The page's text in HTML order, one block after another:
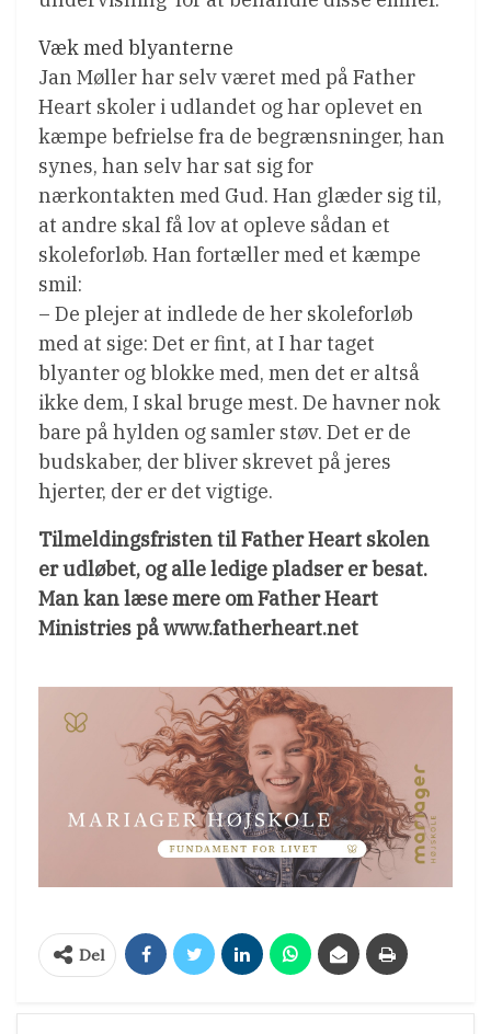
Væk med blyanterne
Jan Møller har selv været med på Father
Heart skoler i udlandet og har oplevet en
kæmpe befrielse fra de begrænsninger, han
synes, han selv har sat sig for
nærkontakten med Gud. Han glæder sig til,
at andre skal få lov at opleve sådan et
skoleforløb. Han fortæller med et kæmpe
smil:
– De plejer at indlede de her skoleforløb
med at sige: Det er fint, at I har taget
blyanter og blokke med, men det er altså
ikke dem, I skal bruge mest. De havner nok
bare på hylden og samler støv. Det er de
budskaber, der bliver skrevet på jeres
hjerter, der er det vigtige.
Tilmeldingsfristen til Father Heart skolen
er udløbet, og alle ledige pladser er besat.
Man kan læse mere om Father Heart
Ministries på www.fatherheart.net
Del